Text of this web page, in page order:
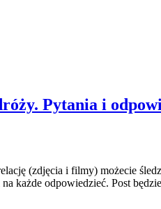
Pytania i
(zdjęcia i filmy) możecie
każde odpowiedzieć. Post